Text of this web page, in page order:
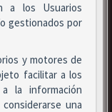
a los Usuarios
gestionados por
y motores de
facilitar a los
la información
una